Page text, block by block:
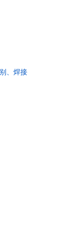
、焊接